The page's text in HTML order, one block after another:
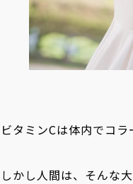
ビタミンCは体内でコ
しかし人間は、そんな